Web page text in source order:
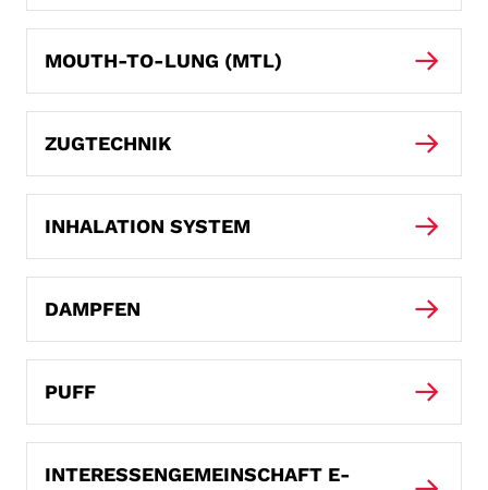
MOUTH-TO-LUNG (MTL)
ZUGTECHNIK
INHALATION SYSTEM
DAMPFEN
PUFF
INTERESSENGEMEINSCHAFT E-